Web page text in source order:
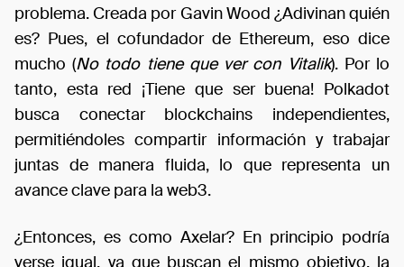
problema. Creada por Gavin Wood ¿Adivinan quién
es? Pues, el cofundador de Ethereum, eso dice
mucho (No todo tiene que ver con Vitalik). Por lo
tanto, esta red ¡Tiene que ser buena! Polkadot
busca conectar blockchains independientes,
permitiéndoles compartir información y trabajar
juntas de manera fluida, lo que representa un
avance clave para la web3.
¿Entonces, es como Axelar? En principio podría
verse igual, ya que buscan el mismo objetivo, la